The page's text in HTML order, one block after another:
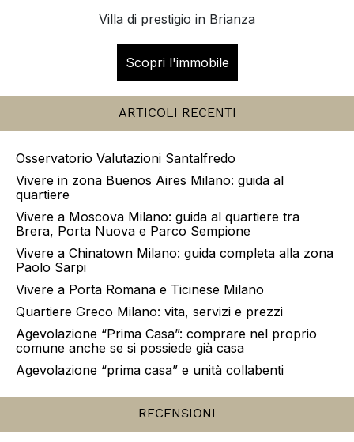
Villa di prestigio in Brianza
Scopri l'immobile
ARTICOLI RECENTI
Osservatorio Valutazioni Santalfredo
Vivere in zona Buenos Aires Milano: guida al
quartiere
Vivere a Moscova Milano: guida al quartiere tra
Brera, Porta Nuova e Parco Sempione
Vivere a Chinatown Milano: guida completa alla zona
Paolo Sarpi
Vivere a Porta Romana e Ticinese Milano
Quartiere Greco Milano: vita, servizi e prezzi
Agevolazione “Prima Casa”: comprare nel proprio
comune anche se si possiede già casa
Agevolazione “prima casa” e unità collabenti
RECENSIONI